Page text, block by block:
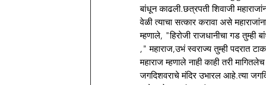
बांधून काढली.छत्रपती शिवाजी
वेळी त्याचा सत्कार करावा असे
म्हणाले, "हिरोजी राजधानीचा गड तुम्ही
," महाराज,उभं स्वराज्य तुम्ही पदरात
महाराज म्हणाले नाही काही तरी
जगदिशवराचे मंदिर उभारल आहे.त्या